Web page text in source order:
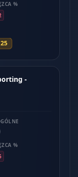
%
25
-
%